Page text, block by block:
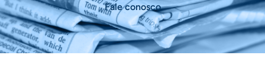
Fale conosco